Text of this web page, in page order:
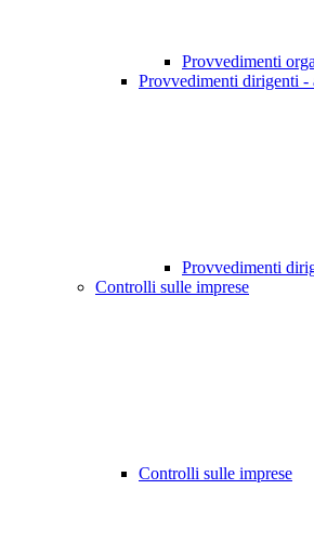
Provvedimenti
Provvedimenti dirigenti -
Provvedimenti
Controlli sulle imprese
Controlli sulle imprese